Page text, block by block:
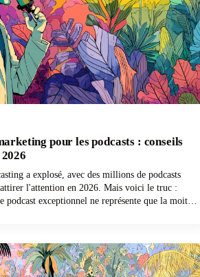
pour les podcasts : conseils
a explosé, avec des millions de podcasts
l'attention en 2026. Mais voici le truc :
podcast exceptionnel ne représente que la moitié
histoire pour les podcasteurs du monde entier.